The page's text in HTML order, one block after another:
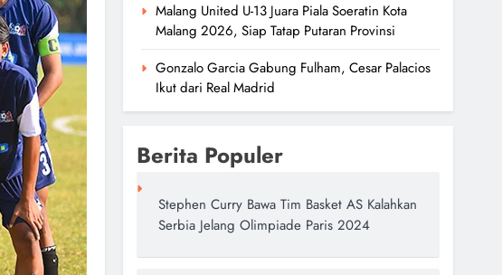
Malang United U-13 Juara Piala Soeratin Kota
Malang 2026, Siap Tatap Putaran Provinsi
Gonzalo Garcia Gabung Fulham, Cesar Palacios
Ikut dari Real Madrid
Berita Populer
Stephen Curry Bawa Tim Basket AS Kalahkan
Serbia Jelang Olimpiade Paris 2024